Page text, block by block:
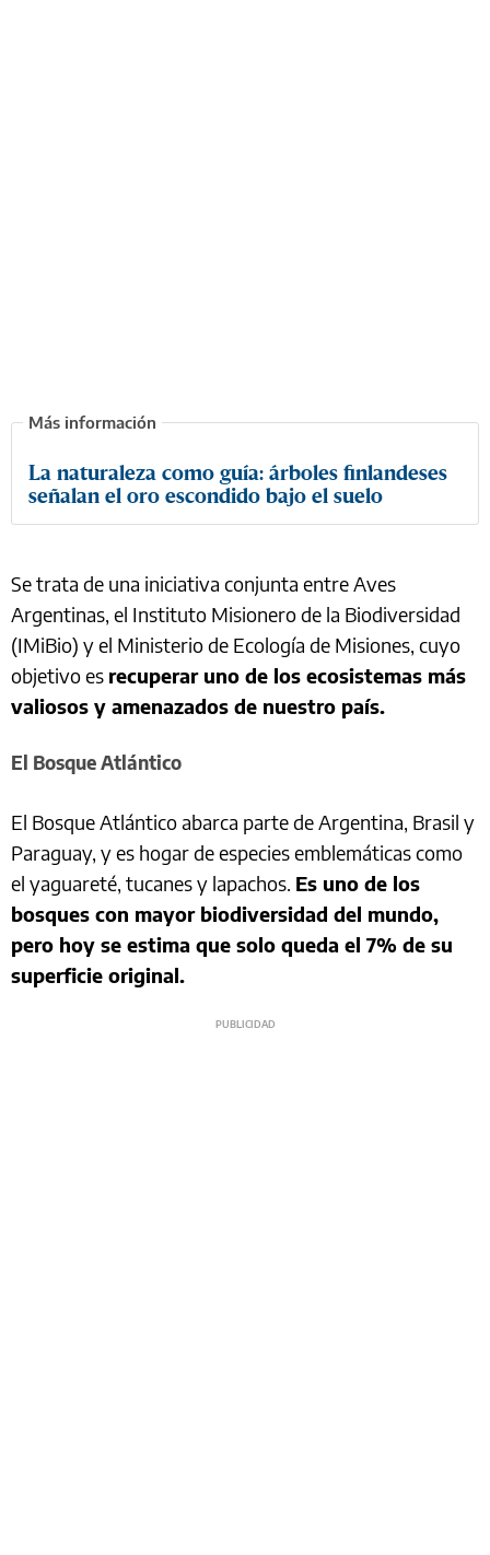
La naturaleza como guía: árboles finlandeses
señalan el oro escondido bajo el suelo
Se trata de una iniciativa conjunta entre Aves
Argentinas, el Instituto Misionero de la Biodiversidad
(IMiBio) y el Ministerio de Ecología de Misiones, cuyo
objetivo es recuperar uno de los ecosistemas más
valiosos y amenazados de nuestro país.
El Bosque Atlántico
El Bosque Atlántico abarca parte de Argentina, Brasil y
Paraguay, y es hogar de especies emblemáticas como
el yaguareté, tucanes y lapachos. Es uno de los
bosques con mayor biodiversidad del mundo,
pero hoy se estima que solo queda el 7% de su
superficie original.